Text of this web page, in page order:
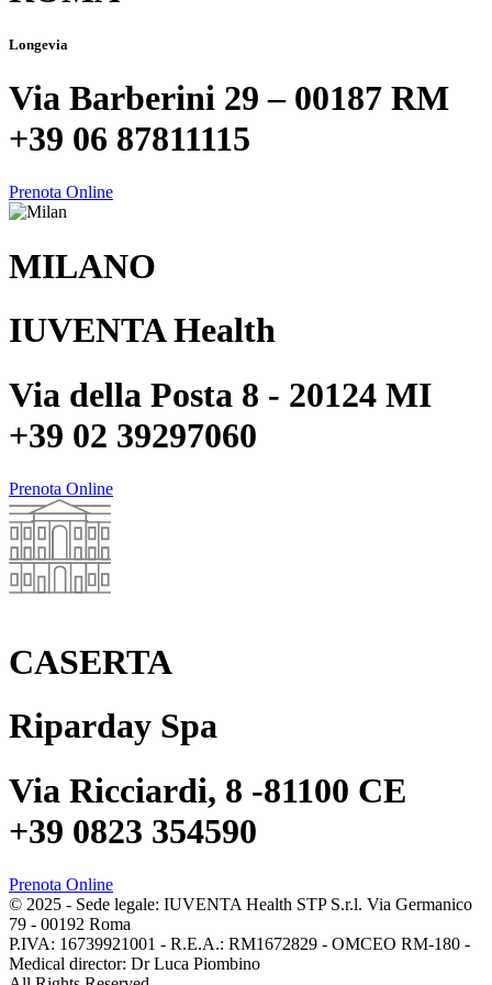
Longevia
Via Barberini 29 – 00187 RM
+39 06 87811115
Prenota Online
MILANO
IUVENTA Health
Via della Posta 8 - 20124 MI
+39 02 39297060
Prenota Online
CASERTA
Riparday Spa
Via Ricciardi, 8 -81100 CE
+39 0823 354590
Prenota Online
© 2025 - Sede legale: IUVENTA Health STP S.r.l. Via Germanico
79 - 00192 Roma
P.IVA: 16739921001 - R.E.A.: RM1672829 - OMCEO RM-180 -
Medical director: Dr Luca Piombino